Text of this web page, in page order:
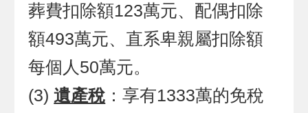
葬費扣除額123萬元、配偶扣除
額493萬元、直系卑親屬扣除額
每個人50萬元。
(3)遺產稅 ：享有1333萬的免稅